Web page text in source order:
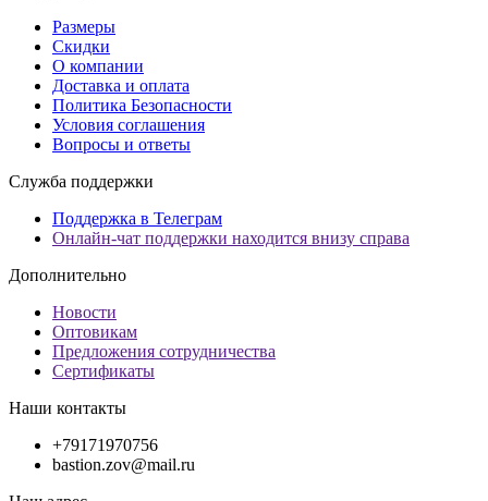
Размеры
Скидки
О компании
Доставка и оплата
Политика Безопасности
Условия соглашения
Вопросы и ответы
Служба поддержки
Поддержка в Телеграм
Онлайн-чат поддержки находится внизу справа
Дополнительно
Новости
Оптовикам
Предложения сотрудничества
Сертификаты
Наши контакты
+79171970756
bastion.zov@mail.ru